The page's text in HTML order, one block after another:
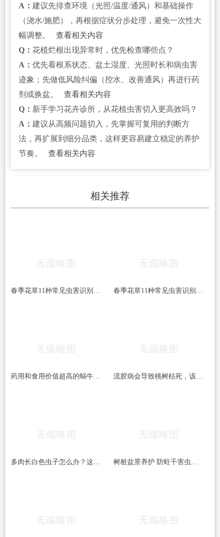
A： 建议先排查环境（光照/温度/通风）和基础操作
（浇水/施肥），再根据症状分步处理，避免一次性大
幅调整。
查看相关内容
Q： 花植烂根出现异常时，优先检查哪些点？
A： 优先看根系状态、盆土湿度、光照时长和病虫害
迹象；先做低风险纠偏（控水、改善通风）再进行药
剂或换盆。
查看相关内容
Q： 新手学习花卉诊所，从花植虫害切入更高效吗？
A： 建议从高频问题切入，先掌握可复用的判断方
法，再扩展到细分品类，这样更容易建立稳定的养护
节奏。
查看相关内容
相关推荐
春季花草11种常见虫害识别及病虫害防治方法 春季花草11种常见虫害识别及病虫害防治方法
药用和食用价值超高的蜗牛 是益虫还是害虫？ 流胶病会导致桃树枯死，该如何预防和治疗桃树流胶病呢
多肉长白色虫子怎么办？这6种方法,3天就能一扫而光! 树桩盆景养护 防蛀干害虫的几种方法